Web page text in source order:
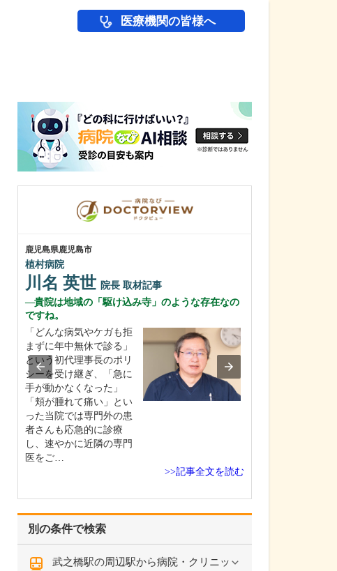
医療機関の皆様へ
別の条件で検索
武之橋駅の周辺駅から病院・クリニッ
鹿児島県鹿児島市
植村病院
川名 英世 院長 取材記事
貴院は地域の「駆け込み寺」のような存在なの
ですね。
「どんな病気やケガも拒
まずに年中無休で診る」
という初代理事長のポリ
シーを受け継ぎ、「急に
手が動かなくなった」
「頬が腫れて痛い」とい
った当院では専門外の患
者さんも応急的に診療
し、速やかに近隣の専門
医をご…
>>記事全文を読む